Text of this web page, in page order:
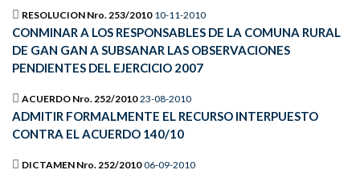
RESOLUCION Nro. 253/2010 10-11-2010
CONMINAR A LOS RESPONSABLES DE LA COMUNA RURAL
DE GAN GAN A SUBSANAR LAS OBSERVACIONES
PENDIENTES DEL EJERCICIO 2007
ACUERDO Nro. 252/2010 23-08-2010
ADMITIR FORMALMENTE EL RECURSO INTERPUESTO
CONTRA EL ACUERDO 140/10
DICTAMEN Nro. 252/2010 06-09-2010